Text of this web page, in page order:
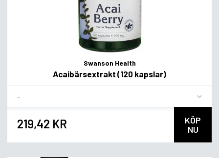
Swanson Health
Acaibärsextrakt (120 kapslar)
219,42 KR
KÖP
NU